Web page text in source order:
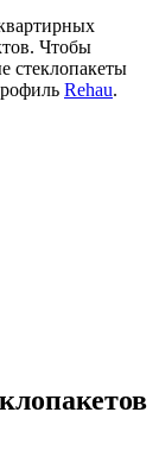
Чтобы
стеклопакеты
Rehau.